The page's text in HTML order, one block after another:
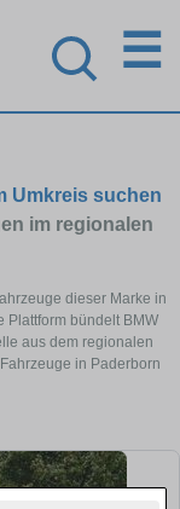
☰
Umkreis suchen
im regionalen
dieser Marke in
Plattform bündelt BMW
aus dem regionalen
in Paderborn